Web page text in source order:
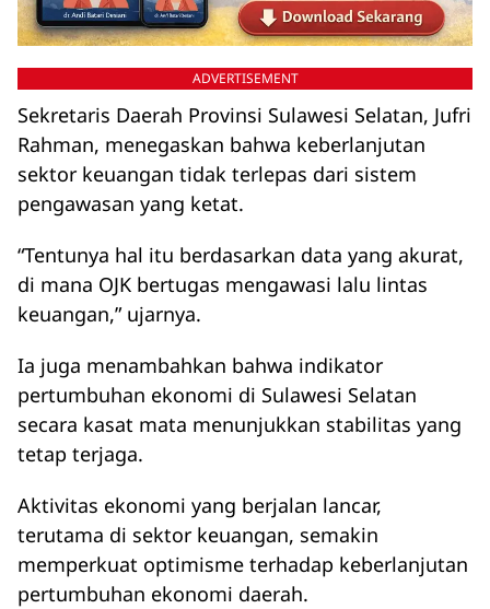
ADVERTISEMENT
Sekretaris Daerah Provinsi Sulawesi Selatan, Jufri
Rahman, menegaskan bahwa keberlanjutan
sektor keuangan tidak terlepas dari sistem
pengawasan yang ketat.
“Tentunya hal itu berdasarkan data yang akurat,
di mana OJK bertugas mengawasi lalu lintas
keuangan,” ujarnya.
Ia juga menambahkan bahwa indikator
pertumbuhan ekonomi di Sulawesi Selatan
secara kasat mata menunjukkan stabilitas yang
tetap terjaga.
Aktivitas ekonomi yang berjalan lancar,
terutama di sektor keuangan, semakin
memperkuat optimisme terhadap keberlanjutan
pertumbuhan ekonomi daerah.